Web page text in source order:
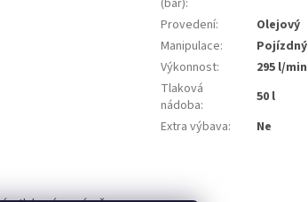
(bar):
Provedení:
Olejový
Manipulace:
Pojízdný
Výkonnost:
295 l/min
Tlaková
nádoba:
50 l
Extra výbava: Ne